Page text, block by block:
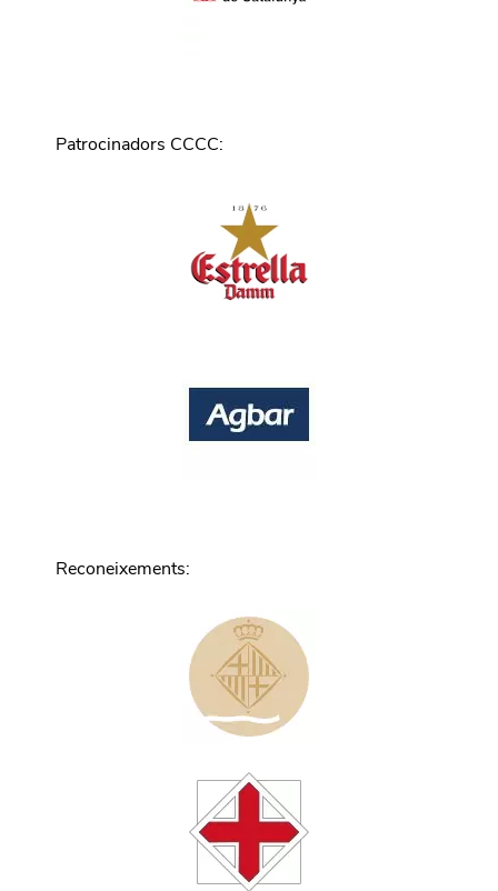
Patrocinadors CCCC:
Reconeixements: